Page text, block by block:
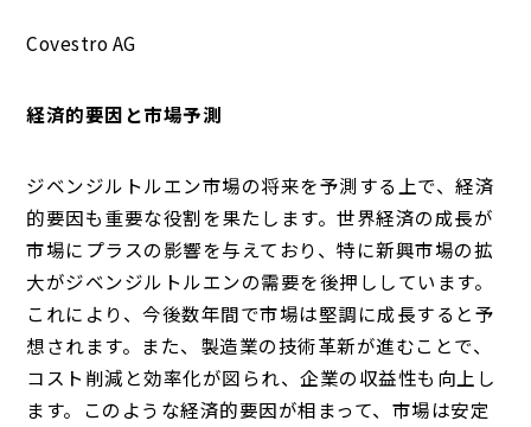
Covestro AG
経済的要因と市場予測
ジベンジルトルエン市場の将来を予測する上で、経済
的要因も重要な役割を果たします。世界経済の成長が
市場にプラスの影響を与えており、特に新興市場の拡
大がジベンジルトルエンの需要を後押ししています。
これにより、今後数年間で市場は堅調に成長すると予
想されます。また、製造業の技術革新が進むことで、
コスト削減と効率化が図られ、企業の収益性も向上し
ます。このような経済的要因が相まって、市場は安定